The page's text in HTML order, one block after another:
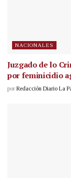
NACIONALES
Juzgado de lo
por feminicidio
por Redacción Diario La